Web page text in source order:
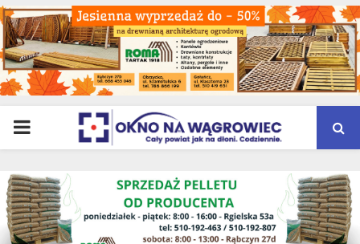
PRIMARY
MENU